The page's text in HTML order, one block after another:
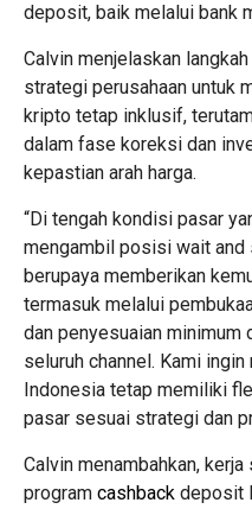
deposit, baik melalui bank
Calvin menjelaskan
strategi perusahaan untuk
kripto tetap inklusif,
dalam fase koreksi dan
kepastian arah harga.
“Di tengah kondisi pasar
mengambil posisi wait and
berupaya memberikan
termasuk melalui
dan penyesuaian
seluruh channel. Kami
Indonesia tetap memiliki
pasar sesuai strategi dan
Calvin menambahkan,
program cashback deposit